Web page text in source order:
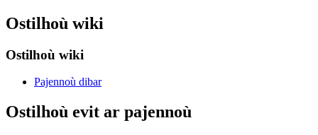
Ostilhoù wiki
Ostilhoù wiki
Pajennoù dibar
Ostilhoù evit ar pajennoù